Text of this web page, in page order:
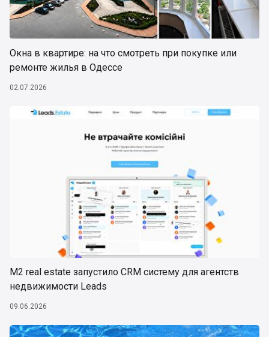
Окна в квартире: на что смотреть при покупке или
ремонте жилья в Одессе
02.07.2026
М2 real estate запустило CRM систему для агентств
недвижимости Leads
09.06.2026